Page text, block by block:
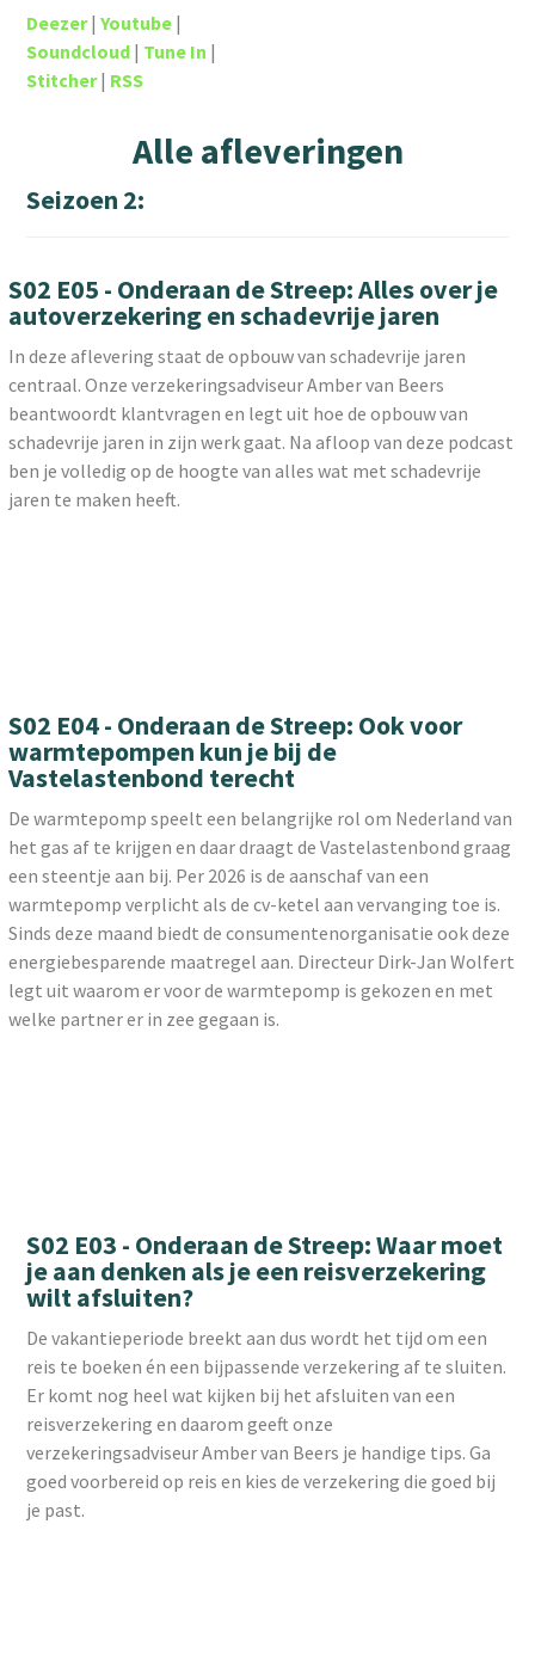
Deezer|Youtube |
Soundcloud | Tune In |
Stitcher| RSS
Alle afleveringen
Seizoen 2:
S02 E05 - Onderaan de Streep: Alles over je
autoverzekering en schadevrije jaren
In deze aflevering staat de opbouw van schadevrije jaren
centraal. Onze verzekeringsadviseur Amber van Beers
beantwoordt klantvragen en legt uit hoe de opbouw van
schadevrije jaren in zijn werk gaat. Na afloop van deze podcast
ben je volledig op de hoogte van alles wat met schadevrije
jaren te maken heeft.
S02 E04 - Onderaan de Streep: Ook voor
warmtepompen kun je bij de
Vastelastenbond terecht
De warmtepomp speelt een belangrijke rol om Nederland van
het gas af te krijgen en daar draagt de Vastelastenbond graag
een steentje aan bij. Per 2026 is de aanschaf van een
warmtepomp verplicht als de cv-ketel aan vervanging toe is.
Sinds deze maand biedt de consumentenorganisatie ook deze
energiebesparende maatregel aan. Directeur Dirk-Jan Wolfert
legt uit waarom er voor de warmtepomp is gekozen en met
welke partner er in zee gegaan is.
S02 E03 - Onderaan de Streep: Waar moet
je aan denken als je een reisverzekering
wilt afsluiten?
De vakantieperiode breekt aan dus wordt het tijd om een
reis te boeken én een bijpassende verzekering af te sluiten.
Er komt nog heel wat kijken bij het afsluiten van een
reisverzekering en daarom geeft onze
verzekeringsadviseur Amber van Beers je handige tips. Ga
goed voorbereid op reis en kies de verzekering die goed bij
je past.